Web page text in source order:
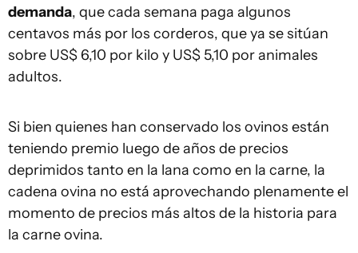
demanda, que cada semana paga algunos
centavos más por los corderos, que ya se sitúan
sobre US$ 6,10 por kilo y US$ 5,10 por animales
adultos.
Si bien quienes han conservado los ovinos están
teniendo premio luego de años de precios
deprimidos tanto en la lana como en la carne, la
cadena ovina no está aprovechando plenamente el
momento de precios más altos de la historia para
la carne ovina.